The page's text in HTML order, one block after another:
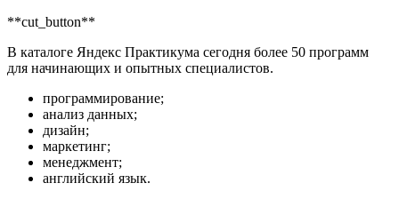
**cut_button**
В каталоге Яндекс Практикума сегодня более 50 программ
для начинающих и опытных специалистов.
программирование;
анализ данных;
дизайн;
маркетинг;
менеджмент;
английский язык.